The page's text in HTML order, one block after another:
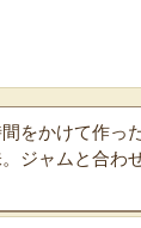
をかけて作っ
ジャムと合わ
熱野菜の太田農園